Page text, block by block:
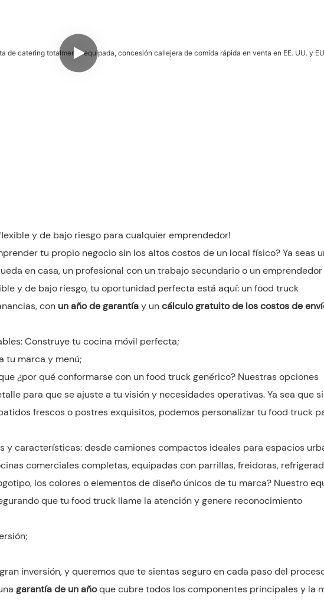
y de bajo riesgo para cualquier emprendedor!
tu propio negocio sin los altos costos de un local físico? Ya seas
en casa, un profesional con un trabajo secundario o un emprendedor
y de bajo riesgo, tu oportunidad perfecta está aquí: un food truck
con un año de garantíay uncálculo gratuito de los costos de
Construye tu cocina móvil perfecta;
tu marca y menú;
¿por qué conformarse con un food truck genérico? Nuestras opciones
para que se ajuste a tu visión y necesidades operativas. Ya sea que
frescos o postres exquisitos, podemos personalizar tu food truck
y características: desde camiones compactos ideales para espacios
comerciales completas, equipadas con parrillas, freidoras,
los colores o elementos de diseño únicos de tu marca? Nuestro
que tu food truck llame la atención y genere reconocimiento
inversión, y queremos que te sientas seguro en cada paso del
garantía de un añoque cubre todos los componentes principales y la